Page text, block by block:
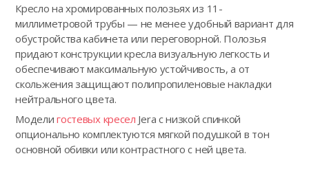
Кресло на хромированных полозьях из 11-
миллиметровой трубы — не менее удобный вариант для
обустройства кабинета или переговорной. Полозья
придают конструкции кресла визуальную легкость и
обеспечивают максимальную устойчивость, а от
скольжения защищают полипропиленовые накладки
нейтрального цвета.
Моделигостевых кресел Jera с низкой спинкой
опционально комплектуются мягкой подушкой в тон
основной обивки или контрастного с ней цвета.